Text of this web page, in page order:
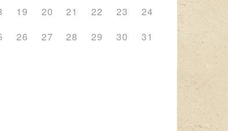
19 20 21 22 23
24
26 27 28 29 30 31